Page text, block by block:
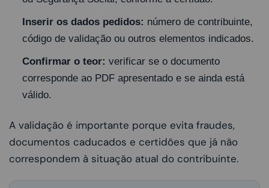
Inserir os dados pedidos: número de contribuinte,
código de validação ou outros elementos indicados.
Confirmar o teor: verificar se o documento
corresponde ao PDF apresentado e se ainda está
válido.
A validação é importante porque evita fraudes,
documentos caducados e certidões que já não
correspondem à situação atual do contribuinte.